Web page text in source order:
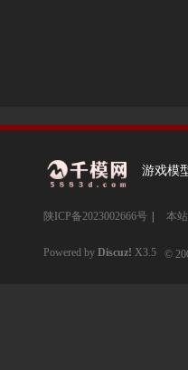
游戏模
陕ICP备2023002666号 本
Powered by Discuz! X3.5 ©